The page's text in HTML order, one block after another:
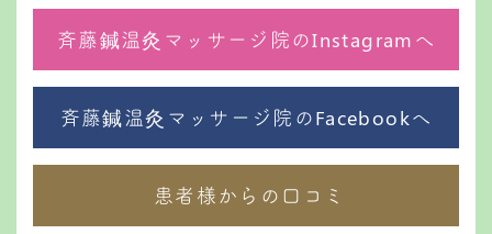
斉藤鍼温灸マッサージ院のInstagramへ
斉藤鍼温灸マッサージ院のFacebookへ
患者様からの口コミ